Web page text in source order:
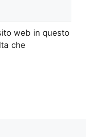
web in questo
che